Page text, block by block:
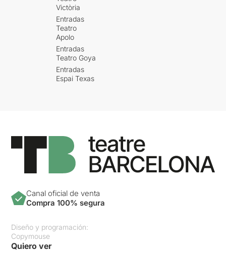
Victòria
Entradas
Teatro
Apolo
Entradas
Teatro Goya
Entradas
Espai Texas
Canal oficial de venta
Compra 100% segura
Diseño y programación:
Copymouse
Quiero ver